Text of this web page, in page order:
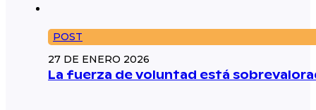
POST
27 DE ENERO 2026
La fuerza de voluntad está